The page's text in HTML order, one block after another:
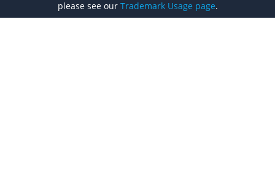
please see our Trademark Usage page.